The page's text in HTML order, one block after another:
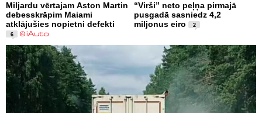
Miljardu vērtajam Aston Martin
debesskrāpim Maiami
atklājušies nopietni defekti
6
“Virši” neto peļņa pirmajā
pusgadā sasniedz 4,2
miljonus eiro
2